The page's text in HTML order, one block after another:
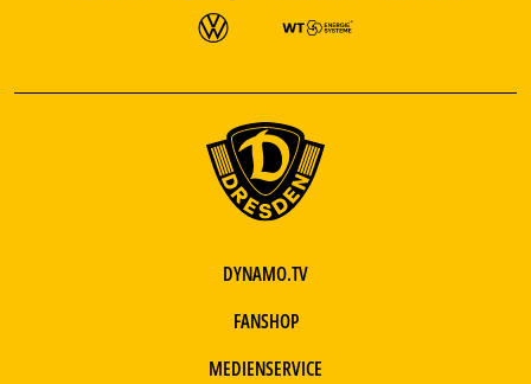
DYNAMO.TV
FANSHOP
MEDIENSERVICE